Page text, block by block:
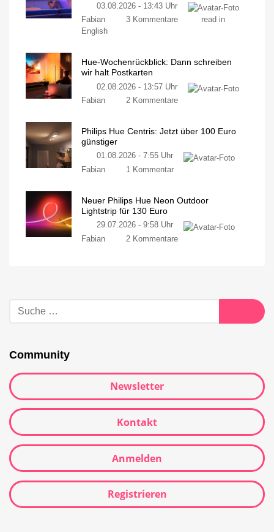
03.08.2026 - 13:43 Uhr
Fabian
3 Kommentare
read in
English
Hue-Wochenrückblick: Dann schreiben
wir halt Postkarten
02.08.2026 - 13:57 Uhr
Fabian
2 Kommentare
Philips Hue Centris: Jetzt über 100 Euro
günstiger
01.08.2026 - 7:55 Uhr
Fabian
1 Kommentar
Neuer Philips Hue Neon Outdoor
Lightstrip für 130 Euro
29.07.2026 - 9:58 Uhr
Fabian
2 Kommentare
Community
Newsletter
Kontakt
Anmelden
Registrieren